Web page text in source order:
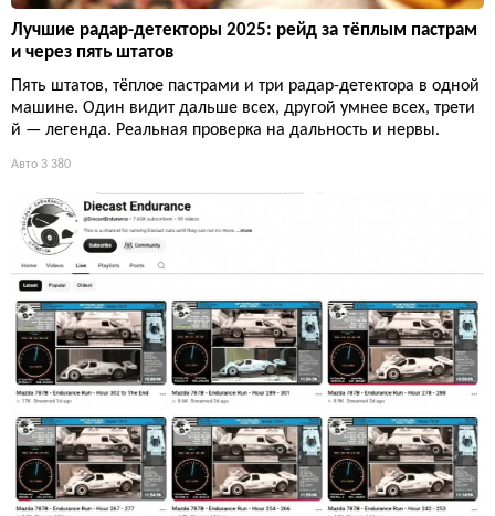
Лучшие радар-детекторы 2025: рейд за тёплым пастрам
и через пять штатов
Пять штатов, тёплое пастрами и три радар-детектора в одной
машине. Один видит дальше всех, другой умнее всех, трети
й — легенда. Реальная проверка на дальность и нервы.
Авто 3 380